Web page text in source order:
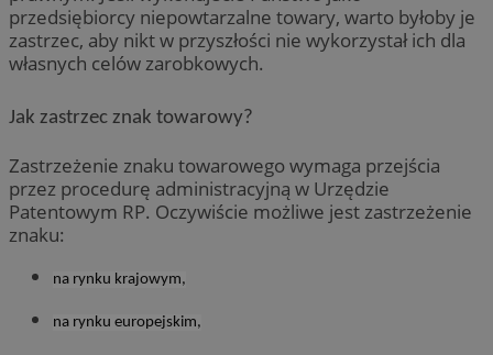
przedsiębiorcy niepowtarzalne towary, warto byłoby je
zastrzec, aby nikt w przyszłości nie wykorzystał ich dla
własnych celów zarobkowych.
Jak zastrzec znak towarowy?
Zastrzeżenie znaku towarowego wymaga przejścia
przez procedurę administracyjną w Urzędzie
Patentowym RP. Oczywiście możliwe jest zastrzeżenie
znaku:
na rynku krajowym,
na rynku europejskim,